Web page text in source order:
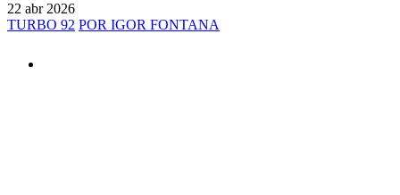
22 abr 2026
TURBO 92 POR IGOR FONTANA